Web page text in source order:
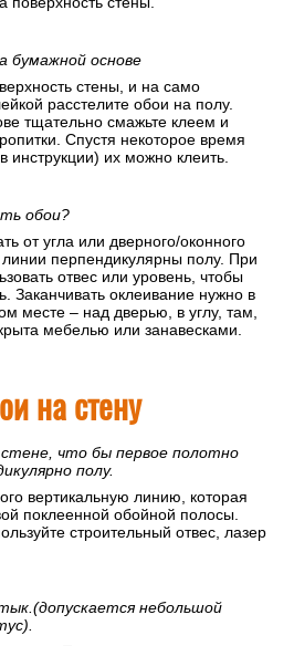
бумажной основе
стены, и на само
расстелите обои на полу.
тщательно смажьте клеем и
Спустя некоторое время
инструкции) их можно клеить.
обои?
от угла или дверного/оконного
линии перпендикулярны полу. При
отвес или уровень, чтобы
Заканчивать оклеивание нужно в
месте – над дверью, в углу, там,
мебелью или занавесками.
на стену
что бы первое полотно
полу.
вертикальную линию, которая
поклеенной обойной полосы.
строительный отвес, лазер
небольшой